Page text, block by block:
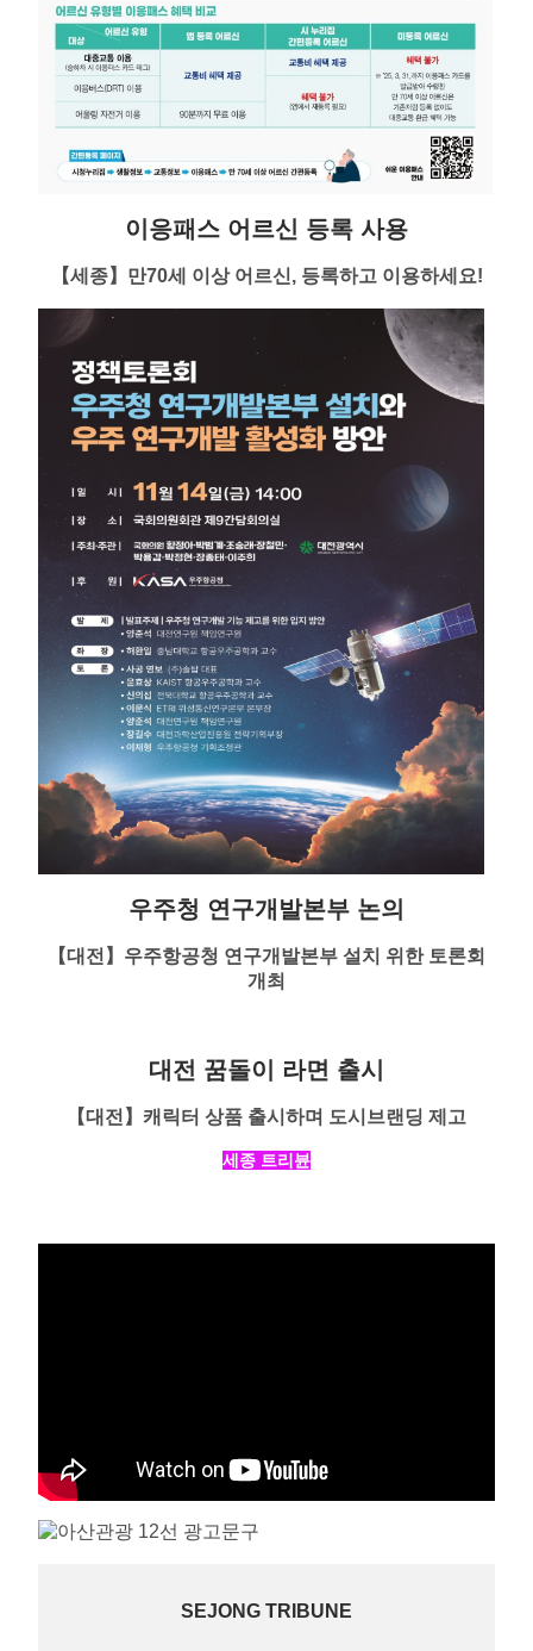
이응패스 어르신 등록 사용
【세종】 만70세 이상 어르신, 등록하고 이용하세요!
우주청 연구개발본부 논의
【대전】우주항공청 연구개발본부 설치 위한 토론회
개최
대전 꿈돌이 라면 출시
【대전】캐릭터 상품 출시하며 도시브랜딩 제고
세종 트리뷴
SEJONG TRIBUNE